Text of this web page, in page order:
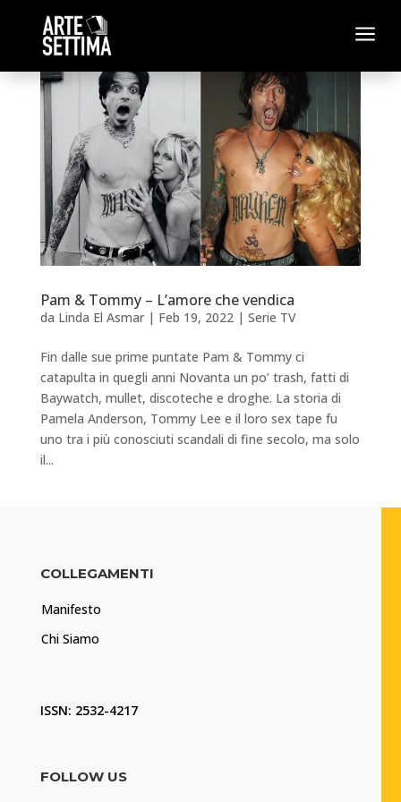
a
Pam & Tommy – L’amore che vendica
da Linda El Asmar| Feb 19, 2022| Serie TV
Fin dalle sue prime puntate Pam & Tommy ci
catapulta in quegli anni Novanta un po’ trash, fatti di
Baywatch, mullet, discoteche e droghe. La storia di
Pamela Anderson, Tommy Lee e il loro sex tape fu
uno tra i più conosciuti scandali di fine secolo, ma solo
il...
COLLEGAMENTI
Manifesto
Chi Siamo
ISSN: 2532-4217
FOLLOW US